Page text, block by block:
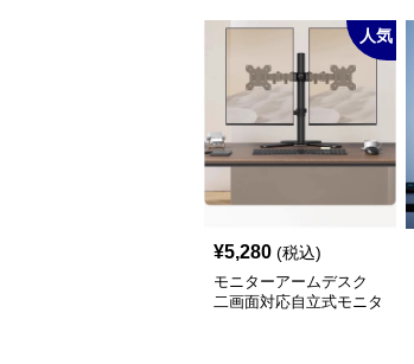
人気
¥5,280 (税込)
モニターアームデスク
二画面対応自立式モニタ